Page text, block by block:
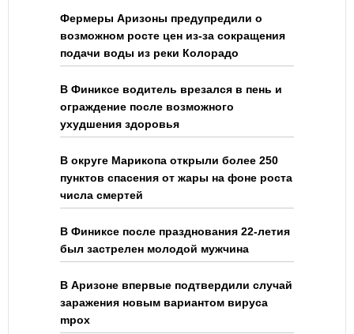
Фермеры Аризоны предупредили о
возможном росте цен из-за сокращения
подачи воды из реки Колорадо
В Финиксе водитель врезался в пень и
ограждение после возможного
ухудшения здоровья
В округе Марикопа открыли более 250
пунктов спасения от жары на фоне роста
числа смертей
В Финиксе после празднования 22-летия
был застрелен молодой мужчина
В Аризоне впервые подтвердили случай
заражения новым вариантом вируса
mpox